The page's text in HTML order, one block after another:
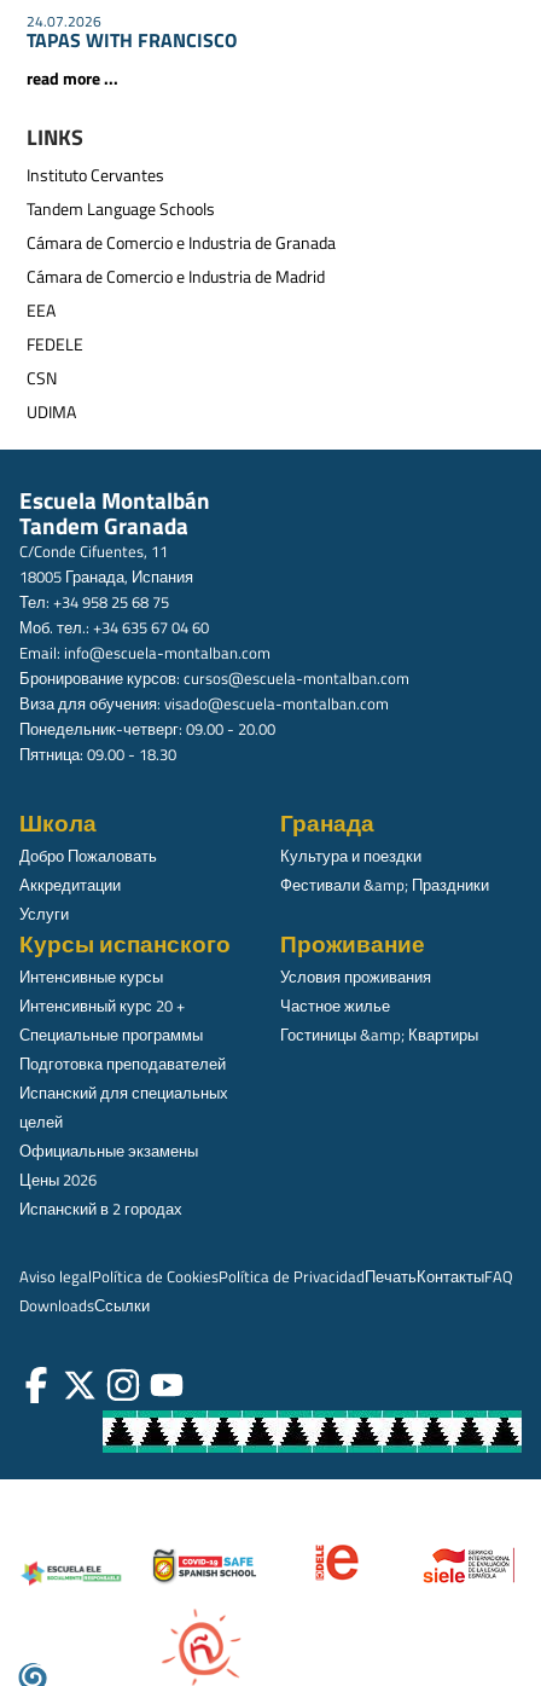
24.07.2026
TAPAS WITH FRANCISCO
read more ...
LINKS
Instituto Cervantes
Tandem Language Schools
Cámara de Comercio e Industria de Granada
Cámara de Comercio e Industria de Madrid
EEA
FEDELE
CSN
UDIMA
Escuela Montalbán
Tandem Granada
C/Conde Cifuentes, 11
18005 Гранада, Испания
Тел: +34 958 25 68 75
Моб. тел.: +34 635 67 04 60
Email: info@escuela-montalban.com
Бронирование курсов: cursos@escuela-montalban.com
Виза для обучения: visado@escuela-montalban.com
Понедельник-четверг: 09.00 - 20.00
Пятница: 09.00 - 18.30
Школа
Добро Пожаловать
Аккредитации
Услуги
Гранада
Культура и поездки
Фестивали &amp; Праздники
Курсы испанского
Интенсивные курсы
Интенсивный курс 20 +
Специальные программы
Подготовка преподавателей
Испанский для специальных
целей
Официальные экзамены
Цены 2026
Испанский в 2 городах
Проживание
Условия проживания
Частное жилье
Гостиницы &amp; Квартиры
Aviso legalPolítica de CookiesPolítica de PrivacidadПечатьКонтактыFAQ
DownloadsСсылки